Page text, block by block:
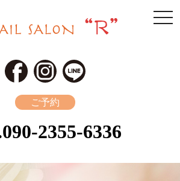
ご予約
090-2355-6336